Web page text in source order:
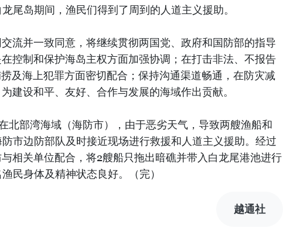
尾岛期间，渔民们得到了周到的人道主义援助。
流并一致同意，将继续贯彻两国党、政府和国防部的指导
控制和保护海岛主权方面加强协调；在打击非法、不报告
及海上犯罪方面密切配合；保持沟通渠道畅通，在防灾减
建设和平、友好、合作与发展的海域作出贡献。
北部湾海域（海防市），由于恶劣天气，导致两艘渔船和
市边防部队及时接近现场进行救援和人道主义援助。经过
相关单位配合，将2艘船只拖出暗礁并带入白龙尾港池进行
民身体及精神状态良好。（完）
越通社